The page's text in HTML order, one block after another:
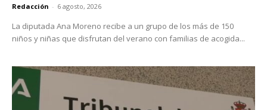
Redacción - 6 agosto, 2026
La diputada Ana Moreno recibe a un grupo de los más de 150
niños y niñas que disfrutan del verano con familias de acogida...